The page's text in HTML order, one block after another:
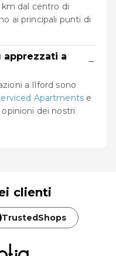
dal centro di
ai principali punti di
apprezzati a
−
a Ilford sono
Apartments e
dei nostri
clienti
TrustedShops